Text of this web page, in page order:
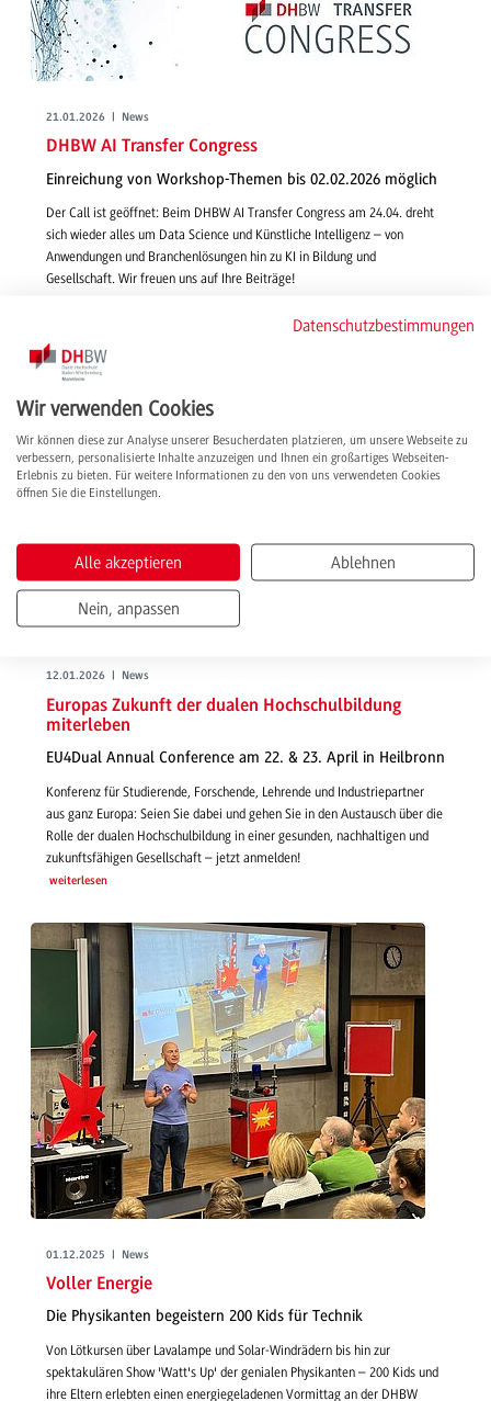
21.01.2026 | News
DHBW AI Transfer Congress
Einreichung von Workshop-Themen bis 02.02.2026 möglich
Der Call ist geöffnet: Beim DHBW AI Transfer Congress am 24.04. dreht
sich wieder alles um Data Science und Künstliche Intelligenz – von
Anwendungen und Branchenlösungen hin zu KI in Bildung und
Gesellschaft. Wir freuen uns auf Ihre Beiträge!
12.01.2026 | News
Europas Zukunft der dualen Hochschulbildung
miterleben
EU4Dual Annual Conference am 22. & 23. April in Heilbronn
Konferenz für Studierende, Forschende, Lehrende und Industriepartner
aus ganz Europa: Seien Sie dabei und gehen Sie in den Austausch über die
Rolle der dualen Hochschulbildung in einer gesunden, nachhaltigen und
zukunftsfähigen Gesellschaft – jetzt anmelden!
weiterlesen
01.12.2025 | News
Voller Energie
Die Physikanten begeistern 200 Kids für Technik
Von Lötkursen über Lavalampe und Solar-Windrädern bis hin zur
spektakulären Show 'Watt's Up' der genialen Physikanten – 200 Kids und
ihre Eltern erlebten einen energiegeladenen Vormittag an der DHBW
Datenschutzbestimmungen
Wir verwenden Cookies
Wir können diese zur Analyse unserer Besucherdaten platzieren, um unsere Webseite zu
verbessern, personalisierte Inhalte anzuzeigen und Ihnen ein großartiges Webseiten-
Erlebnis zu bieten. Für weitere Informationen zu den von uns verwendeten Cookies
öffnen Sie die Einstellungen.
Alle akzeptieren Ablehnen
Nein, anpassen